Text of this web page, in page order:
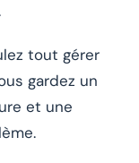
tout gérer
gardez un
et une